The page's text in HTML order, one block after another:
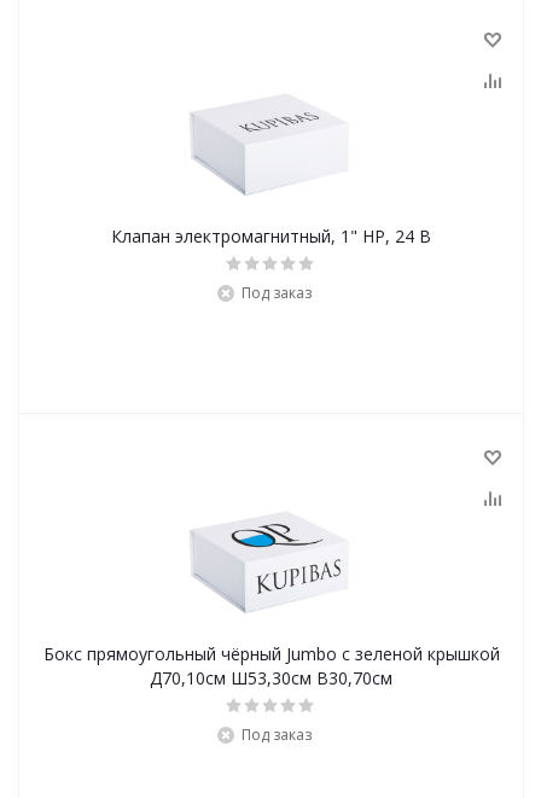
Клапан электромагнитный, 1" НР, 24 В
Под заказ
Бокс прямоугольный чёрный Jumbo с зеленой крышкой
Д70,10см Ш53,30см В30,70см
Под заказ